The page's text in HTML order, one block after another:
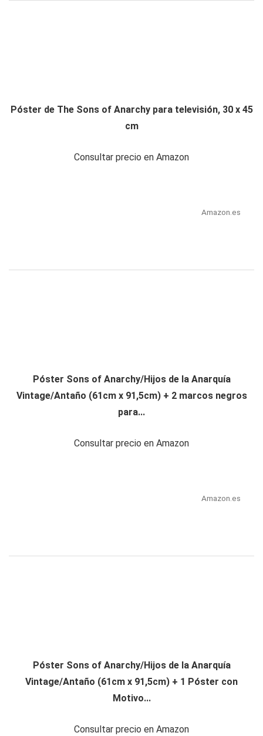
Póster de The Sons of Anarchy para televisión, 30 x 45
cm
Consultar precio en Amazon
Amazon.es
Póster Sons of Anarchy/Hijos de la Anarquía
Vintage/Antaño (61cm x 91,5cm) + 2 marcos negros
para...
Consultar precio en Amazon
Amazon.es
Póster Sons of Anarchy/Hijos de la Anarquía
Vintage/Antaño (61cm x 91,5cm) + 1 Póster con
Motivo...
Consultar precio en Amazon